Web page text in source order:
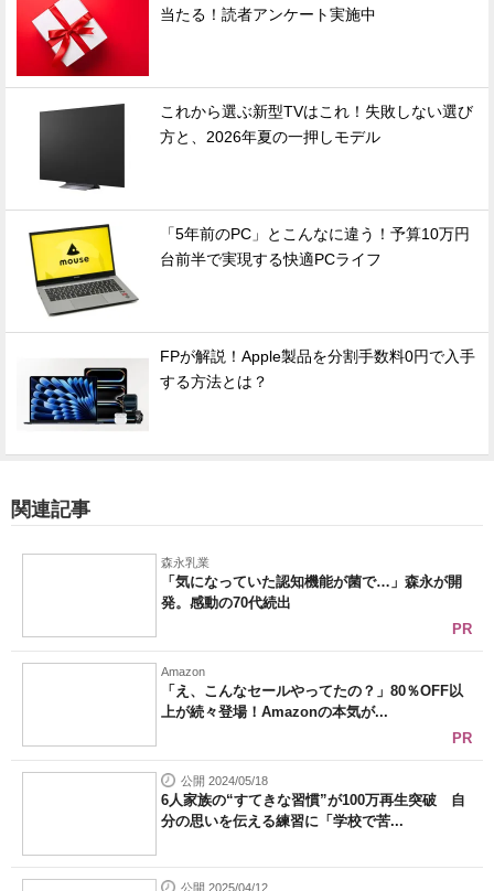
当たる！読者アンケート実施中
これから選ぶ新型TVはこれ！失敗しない選び
方と、2026年夏の一押しモデル
「5年前のPC」とこんなに違う！予算10万円
台前半で実現する快適PCライフ
FPが解説！Apple製品を分割手数料0円で入手
する方法とは？
関連記事
森永乳業
「気になっていた認知機能が菌で…」森永が開
発。感動の70代続出
PR
Amazon
「え、こんなセールやってたの？」80％OFF以
上が続々登場！Amazonの本気が...
PR
公開 2024/05/18
6人家族の“すてきな習慣”が100万再生突破 自
分の思いを伝える練習に「学校で苦...
公開 2025/04/12